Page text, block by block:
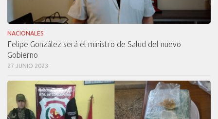
NACIONALES
Felipe González será el ministro de Salud del nuevo
Gobierno
27 JUNIO 2023